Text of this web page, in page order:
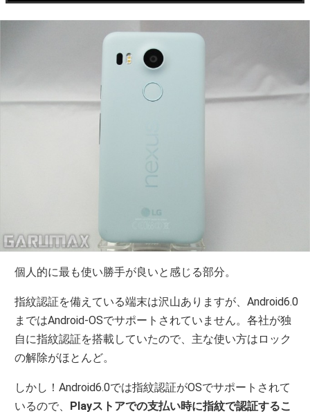
個人的に最も使い勝手が良いと感じる部分。
指紋認証を備えている端末は沢山ありますが、Android6.0
まではAndroid-OSでサポートされていません。各社が独
自に指紋認証を搭載していたので、主な使い方はロック
の解除がほとんど。
しかし！Android6.0では指紋認証がOSでサポートされて
いるので、
Playストアでの支払い時に指紋で認証するこ